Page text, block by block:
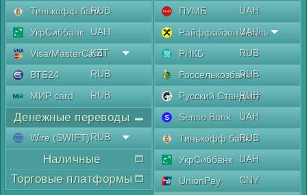
Тинькофф банкRUB
УкрСиббанк
UAH
Visa/MasterCard
KZT
ВТБ24
RUB
МИР card
RUB
Денежные переводы
Wire (SWIFT)RUB
Наличные
Торговые платформы
ПУМБ
UAH
Райффайзен Аваль
UAH
РНКБ
RUB
РоссельхозбанкRUB
Русский Стандарт
RUB
Sense Bank
UAH
Тинькофф банкRUB
УкрСиббанк
UAH
UnionPay
CNY